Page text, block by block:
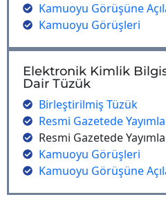
Kamuoyu Görüşüne
Kamuoyu Görüşleri
Elektronik Kimlik
Dair Tüzük
Birleştirilmiş Tüzük
Resmi Gazetede
Resmi Gazetede
Kamuoyu Görüşleri
Kamuoyu Görüşüne